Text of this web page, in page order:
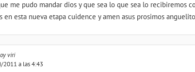
me pudo mandar dios y que sea lo que sea lo recibiremos
en esta nueva etapa cuidence y amen asus prosimos
viri
2011 a las 4:43